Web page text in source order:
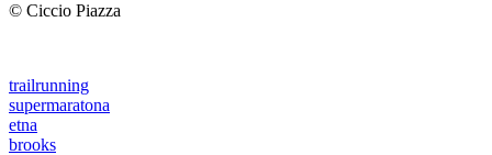
© Ciccio Piazza
trailrunning
supermaratona
etna
brooks